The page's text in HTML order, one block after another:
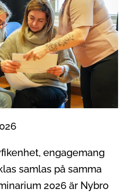
engagemang
samlas på samma
2026 är Nybro